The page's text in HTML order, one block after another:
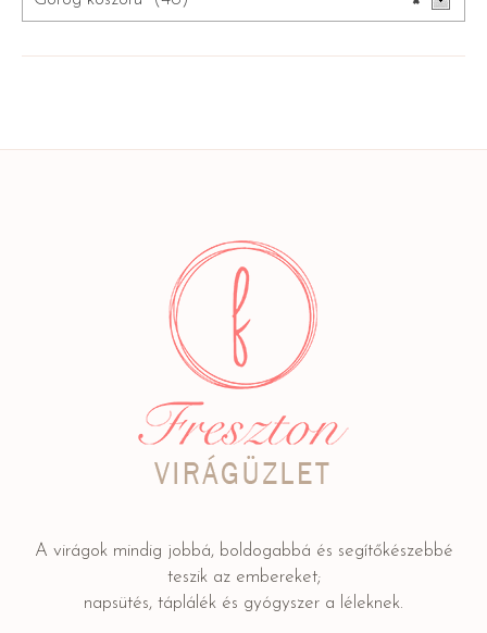
A virágok mindig jobbá, boldogabbá és segítőkészebbé
teszik az embereket;
napsütés, táplálék és gyógyszer a léleknek.